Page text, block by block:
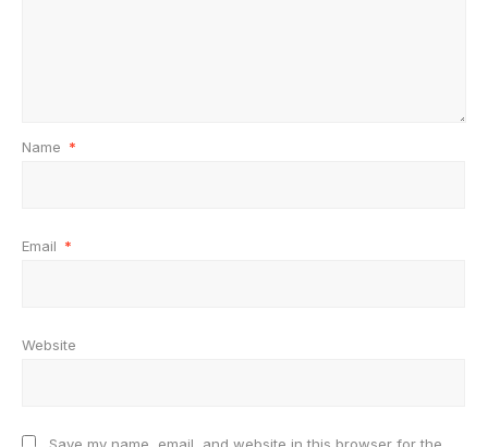
Name *
Email *
Website
Save my name, email, and website in this browser for the